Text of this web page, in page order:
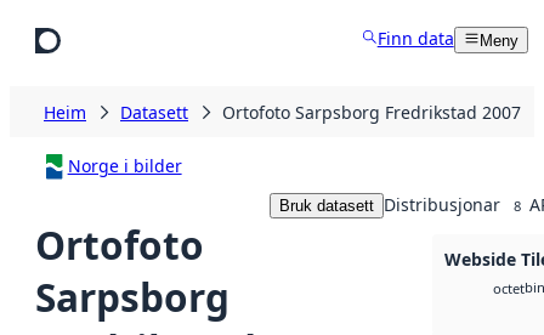
Finn data Meny
Heim Datasett Ortofoto Sarpsborg Fredrikstad 2007
Norge i bilder
Ortofoto
Sarpsborg
Bruk datasett Distribusjonar 8
Webside
octetbin